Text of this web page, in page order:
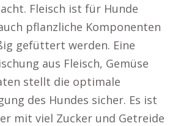
Fleisch ist für Hunde
pflanzliche Komponenten
gefüttert werden. Eine
aus Fleisch, Gemüse
stellt die optimale
des Hundes sicher. Es ist
mit viel Zucker und Getreide